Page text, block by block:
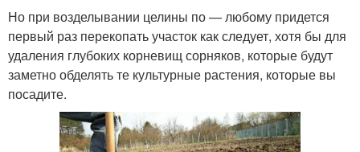
Но при возделывании целины по — любому придется
первый раз перекопать участок как следует, хотя бы для
удаления глубоких корневищ сорняков, которые будут
заметно обделять те культурные растения, которые вы
посадите.